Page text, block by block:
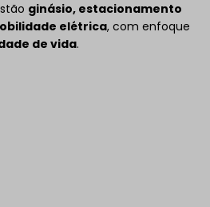
ginásio, estacionamento
elétrica, com enfoque
de vida.